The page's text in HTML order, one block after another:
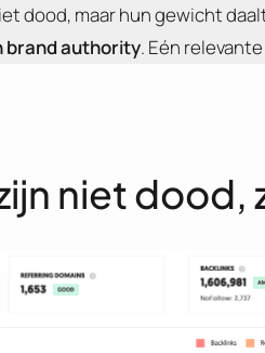
dood, maar hun gewicht
brand authority. Eén
niet dood,